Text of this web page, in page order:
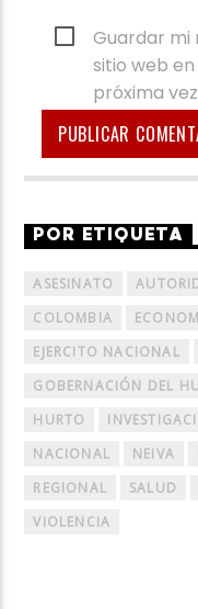
Guardar
sitio web
próxima
POR ETIQUETA
ASESINATO
COLOMBIA
EJERCITO NACIONAL
GOBERNACIÓN DEL
HURTO
NACIONAL
NEIVA
REGIONAL
SALUD
VIOLENCIA